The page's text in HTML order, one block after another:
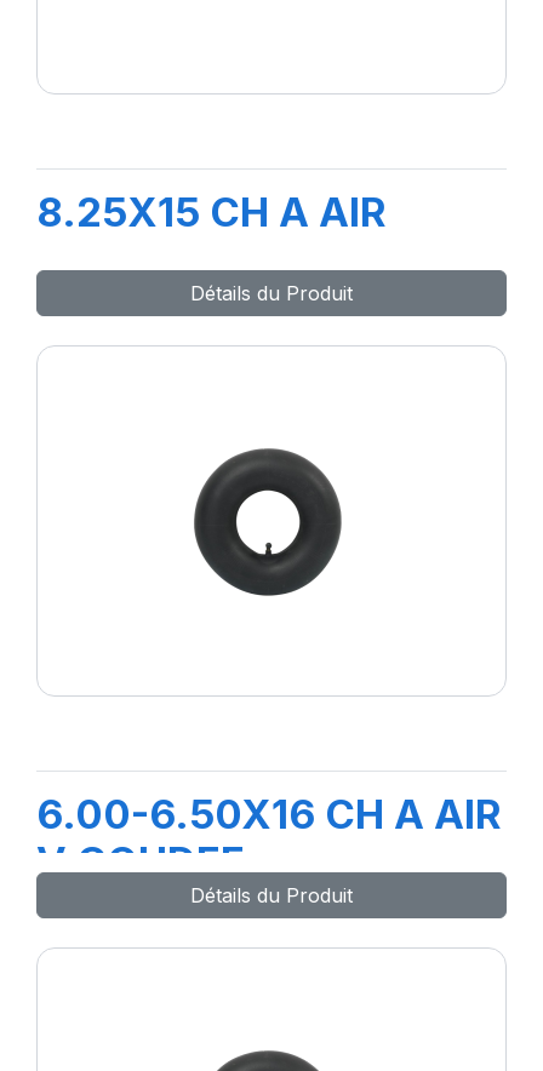
8.25X15 CH A AIR
Détails du Produit
6.00-6.50X16 CH A AIR
V COUDEE
Détails du Produit